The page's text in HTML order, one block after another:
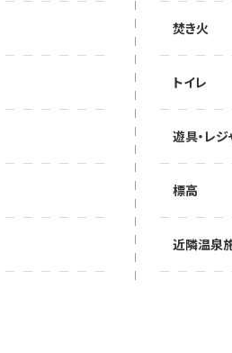
焚き火
トイレ
遊具・レ
標高
近隣温泉